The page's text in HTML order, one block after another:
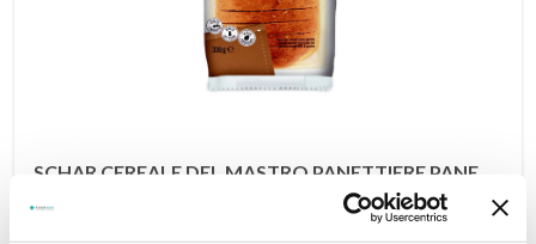
SCHAR CEREALE DEL MASTRO PANETTIERE PANE
CON CEREALI SENZA LATTOSIO 330 G